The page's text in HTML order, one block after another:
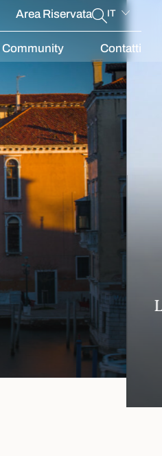
Area Riservata IT
Contatti
Cluster,
privata dei settori